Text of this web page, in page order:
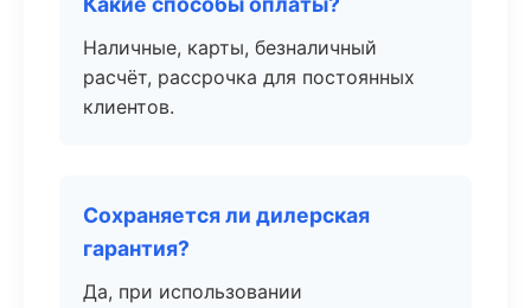
Наличные, карты, безналичный
расчёт, рассрочка для постоянных
клиентов.
Сохраняется ли дилерская
гарантия?
Да, при использовании